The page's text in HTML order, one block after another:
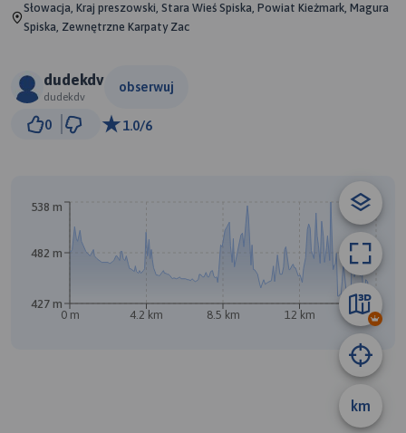
Słowacja, Kraj preszowski, Stara Wieś Spiska, Powiat Kieżmark, Magura
Spiska, Zewnętrzne Karpaty Zac
dudekdv
dudekdv
obserwuj
0 1.0/6
B
km
0 m 4.2 km 8.5 km 12 km 17 km
427 m
482 m
538 m